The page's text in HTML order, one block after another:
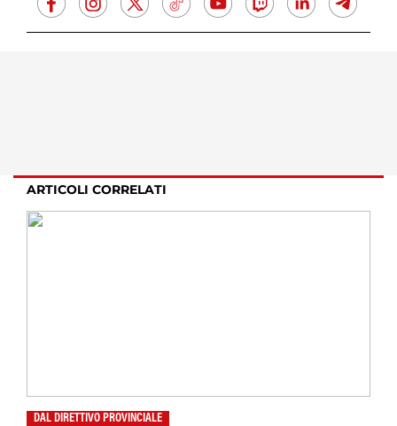
ARTICOLI CORRELATI
DAL DIRETTIVO PROVINCIALE